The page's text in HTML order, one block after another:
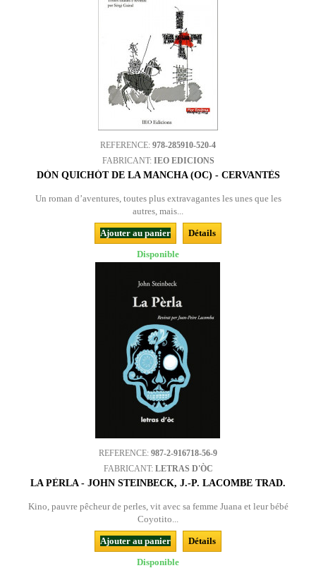
REFERENCE: 978-285910-520-4
FABRICANT: IEO EDICIONS
DÒN QUICHÒT DE LA MANCHA (OC) - CERVANTÈS
Un roman d’aventures, toutes plus extravagantes les unes que les
autres, mais...
Ajouter au panier
Détails
Disponible
REFERENCE: 987-2-916718-56-9
FABRICANT: LETRAS D'ÒC
LA PÈRLA - JOHN STEINBECK, J.-P. LACOMBE TRAD.
Kino, pauvre pêcheur de perles, vit avec sa femme Juana et leur bébé
Coyotito...
Ajouter au panier
Détails
Disponible